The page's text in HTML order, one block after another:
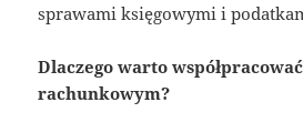
sprawami księgowymi i
Dlaczego warto
rachunkowym?